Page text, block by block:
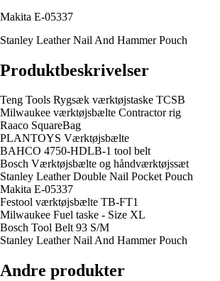
Makita E-05337
Stanley Leather Nail And Hammer Pouch
Produktbeskrivelser
Teng Tools Rygsæk værktøjstaske TCSB
Milwaukee værktøjsbælte Contractor rig
Raaco SquareBag
PLANTOYS Værktøjsbælte
BAHCO 4750-HDLB-1 tool belt
Bosch Værktøjsbælte og håndværktøjssæt
Stanley Leather Double Nail Pocket Pouch
Makita E-05337
Festool værktøjsbælte TB-FT1
Milwaukee Fuel taske - Size XL
Bosch Tool Belt 93 S/M
Stanley Leather Nail And Hammer Pouch
Andre produkter